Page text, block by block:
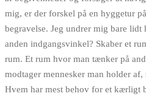
mig, er der forskel på en hyggetur
begravelse. Jeg undrer mig bare
anden indgangsvinkel? Skaber et
rum. Et rum hvor man tænker på
modtager mennesker man holder
Hvem har mest behov for et kærligt